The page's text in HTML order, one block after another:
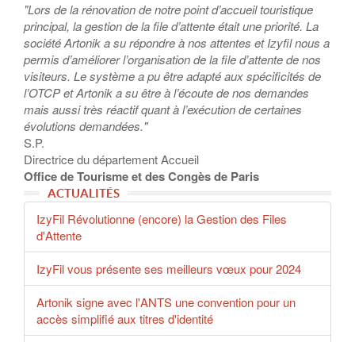
"Lors de la rénovation de notre point d’accueil touristique
principal, la gestion de la file d’attente était une priorité. La
société Artonik a su répondre à nos attentes et Izyfil nous a
permis d’améliorer l’organisation de la file d’attente de nos
visiteurs. Le système a pu être adapté aux spécificités de
l’OTCP et Artonik a su être à l’écoute de nos demandes
mais aussi très réactif quant à l’exécution de certaines
évolutions demandées."
S.P.
Directrice du département Accueil
Office de Tourisme et des Congès de Paris
ACTUALITÉS
IzyFil Révolutionne (encore) la Gestion des Files
d'Attente
IzyFil vous présente ses meilleurs vœux pour 2024
Artonik signe avec l'ANTS une convention pour un
accès simplifié aux titres d'identité